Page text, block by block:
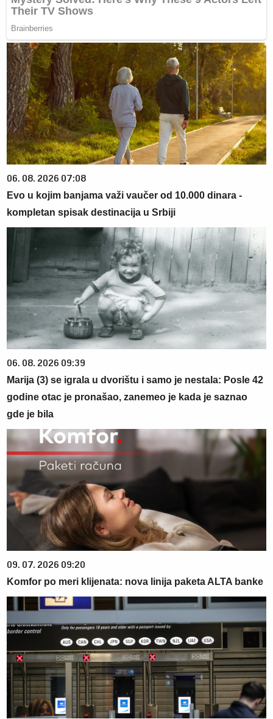
06. 08. 2026 07:08
Evo u kojim banjama važi vaučer od 10.000 dinara -
kompletan spisak destinacija u Srbiji
06. 08. 2026 09:39
Marija (3) se igrala u dvorištu i samo je nestala: Posle 42
godine otac je pronašao, zanemeo je kada je saznao
gde je bila
09. 07. 2026 09:20
Komfor po meri klijenata: nova linija paketa ALTA banke